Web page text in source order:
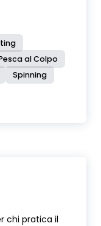
Gli
105 cm.
al Colpo
Spinning
chi pratica il